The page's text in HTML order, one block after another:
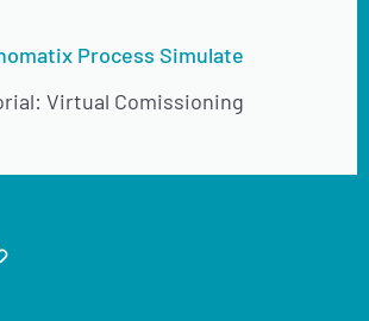
Process Simulate
Virtual Comissioning